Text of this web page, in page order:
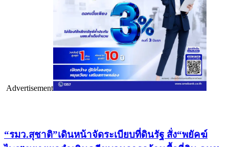
Advertisement
“รมว.สุชาติ”เดินหน้าจัดระเบียบที่ดินรัฐ สั่ง“พยัคฆ์